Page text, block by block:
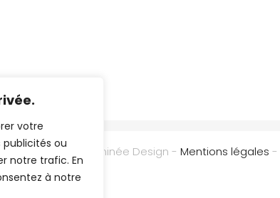
votre
ou
notre trafic. En
à notre
2026 Cheminée Design - Mentions légales -